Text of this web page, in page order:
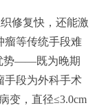
修复快，还能激
瘤等传统手段难
势——既为晚期
手段为外科手术
变，直径≤3.0cm